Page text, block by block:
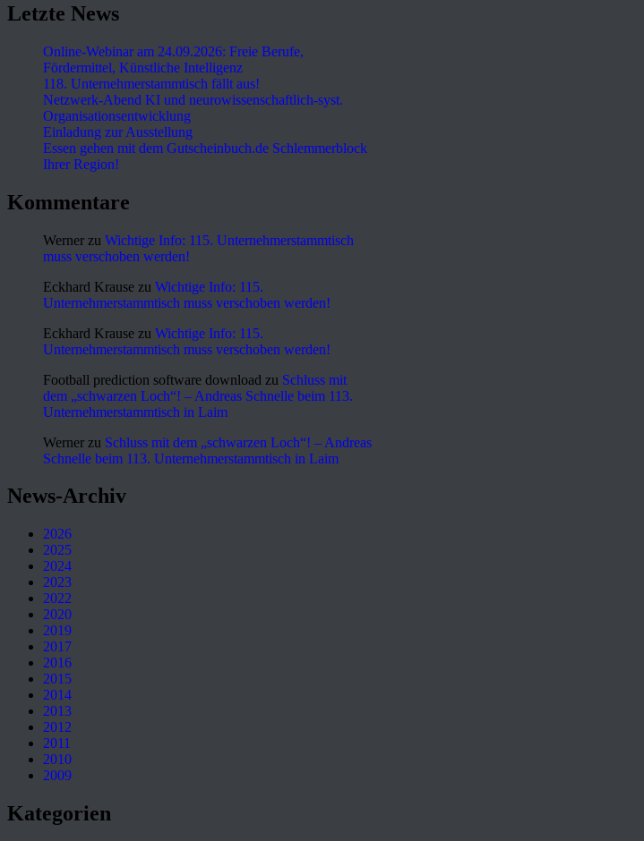
Letzte News
Online-Webinar am 24.09.2026: Freie Berufe,
Fördermittel, Künstliche Intelligenz
118. Unternehmerstammtisch fällt aus!
Netzwerk-Abend KI und neurowissenschaftlich-syst.
Organisationsentwicklung
Einladung zur Ausstellung
Essen gehen mit dem Gutscheinbuch.de Schlemmerblock
Ihrer Region!
Kommentare
Werner zu Wichtige Info: 115. Unternehmerstammtisch
muss verschoben werden!
Eckhard Krause zu Wichtige Info: 115.
Unternehmerstammtisch muss verschoben werden!
Eckhard Krause zu Wichtige Info: 115.
Unternehmerstammtisch muss verschoben werden!
Football prediction software download zu Schluss mit
dem „schwarzen Loch“! – Andreas Schnelle beim 113.
Unternehmerstammtisch in Laim
Werner zu Schluss mit dem „schwarzen Loch“! – Andreas
Schnelle beim 113. Unternehmerstammtisch in Laim
News-Archiv
2026
2025
2024
2023
2022
2020
2019
2017
2016
2015
2014
2013
2012
2011
2010
2009
Kategorien